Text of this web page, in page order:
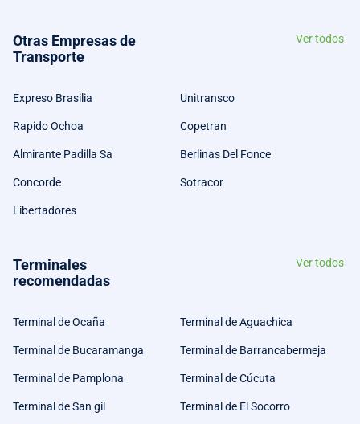
Otras Empresas de
Transporte
Ver todos
Expreso Brasilia Unitransco
Rapido Ochoa Copetran
Almirante Padilla Sa Berlinas Del Fonce
Concorde Sotracor
Libertadores
Terminales
recomendadas
Ver todos
Terminal de Ocaña Terminal de Aguachica
Terminal de Bucaramanga Terminal de Barrancabermeja
Terminal de Pamplona Terminal de Cúcuta
Terminal de San gil Terminal de El Socorro